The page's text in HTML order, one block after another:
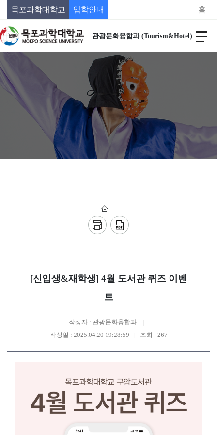
목포과학대학교 입학안내 홈
관광문화융합과 (Tourism&Hotel)
[신입생&재학생] 4월 도서관 퀴즈 이벤
트
작성자 : 관광문화융합과
작성일 : 2025.04.20 19:28:59
조회 : 267